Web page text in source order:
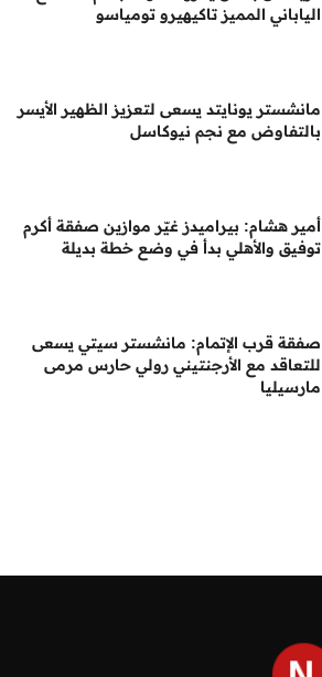
الياباني المميز تاكيهيرو تومياسو
مانشستر يونايتد يسعى لتعزيز الظهير الأيسر
بالتفاوض مع نجم نيوكاسل
أمير هشام: بيراميدز غيّر موازين صفقة أكرم
توفيق والأهلي بدأ في وضع خطة بديلة
صفقة قرب الإتمام: مانشستر سيتي يسعى
للتعاقد مع الأرجنتيني رولي حارس مرمى
مارسيليا